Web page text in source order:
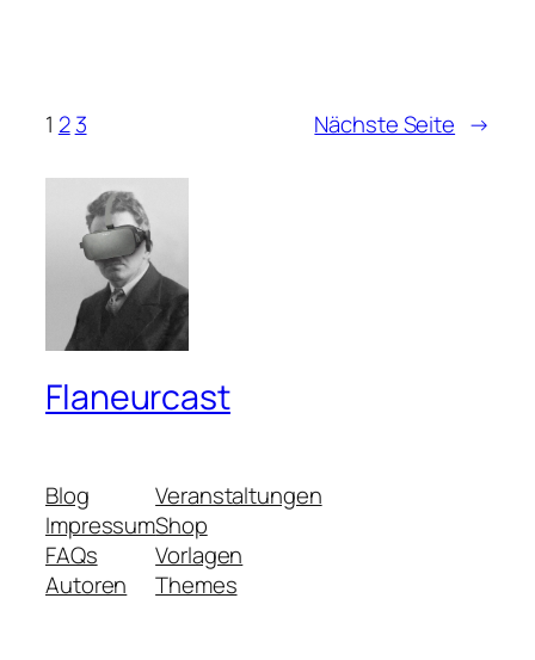
1 2 3 Nächste Seite →
Flaneurcast
Blog
Impressum
FAQs
Autoren
Veranstaltungen
Shop
Vorlagen
Themes